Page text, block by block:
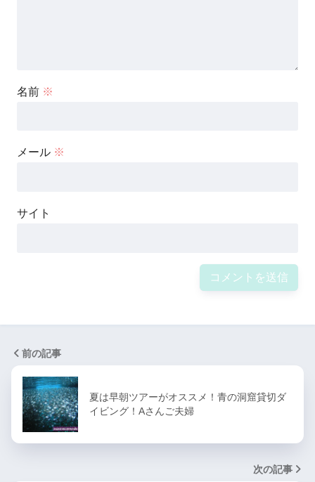
名前 ※
メール ※
サイト
前の記事
夏は早朝ツアーがオススメ！青の洞窟貸切ダ
イビング！Aさんご夫婦
次の記事